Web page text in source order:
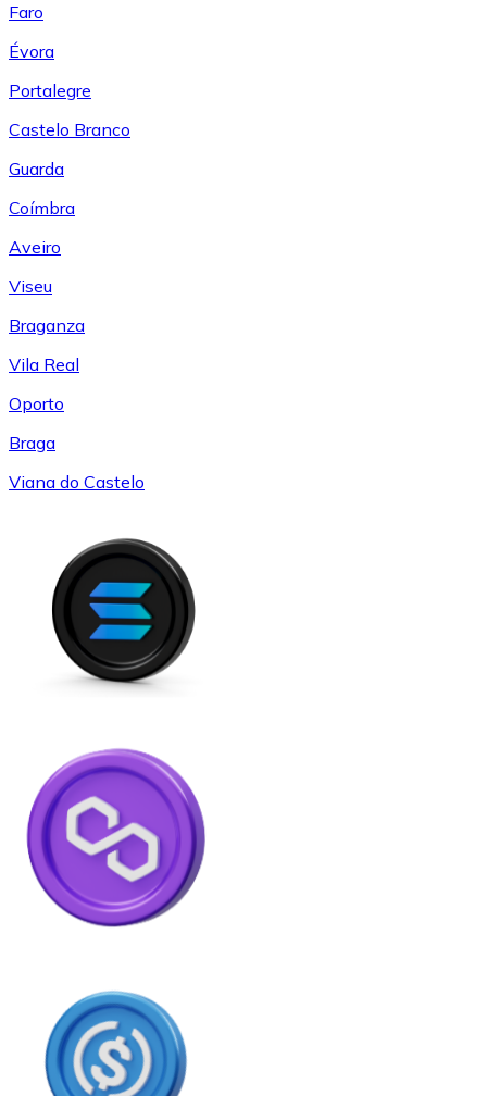
Faro
Évora
Portalegre
Castelo Branco
Guarda
Coímbra
Aveiro
Viseu
Braganza
Vila Real
Oporto
Braga
Viana do Castelo